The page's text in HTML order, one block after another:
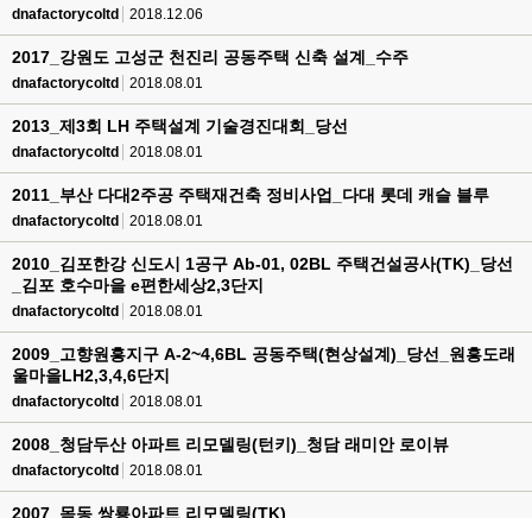
dnafactorycoltd 2018.12.06
2017_강원도 고성군 천진리 공동주택 신축 설계_수주
dnafactorycoltd 2018.08.01
2013_제3회 LH 주택설계 기술경진대회_당선
dnafactorycoltd 2018.08.01
2011_부산 다대2주공 주택재건축 정비사업_다대 롯데 캐슬 블루
dnafactorycoltd 2018.08.01
2010_김포한강 신도시 1공구 Ab-01, 02BL 주택건설공사(TK)_당선
_김포 호수마을 e편한세상2,3단지
dnafactorycoltd 2018.08.01
2009_고향원흥지구 A-2~4,6BL 공동주택(현상설계)_당선_원흥도래
울마을LH2,3,4,6단지
dnafactorycoltd 2018.08.01
2008_청담두산 아파트 리모델링(턴키)_청담 래미안 로이뷰
dnafactorycoltd 2018.08.01
2007_목동 쌍룡아파트 리모델링(TK)